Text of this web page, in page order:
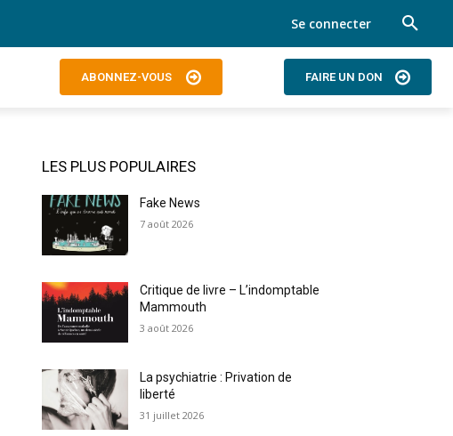
Se connecter
ABONNEZ-VOUS FAIRE UN DON
LES PLUS POPULAIRES
Fake News
7 août 2026
Critique de livre – L’indomptable
Mammouth
3 août 2026
La psychiatrie : Privation de
liberté
31 juillet 2026